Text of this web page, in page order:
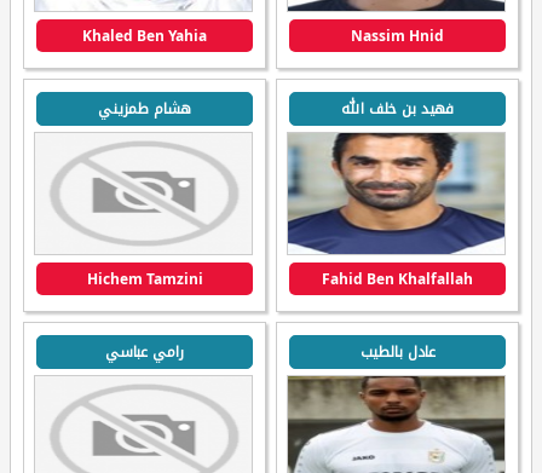
Nassim Hnid
Khaled Ben Yahia
فهيد بن خلف الله
Fahid Ben Khalfallah
هشام طمزيني
Hichem Tamzini
عادل بالطيب رامي عباسي